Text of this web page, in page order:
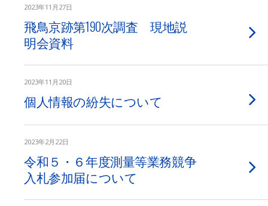
2023年11月27日
飛鳥京跡第190次調査 現地説
明会資料
2023年11月20日
個人情報の紛失について
2023年2月22日
令和５・６年度測量等業務競争
入札参加届について